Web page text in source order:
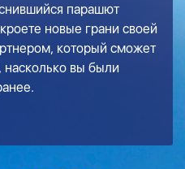
парашют
новые грани своей
который сможет
насколько вы были